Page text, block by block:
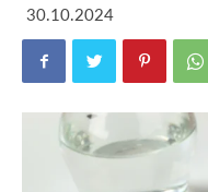
30.10.2024